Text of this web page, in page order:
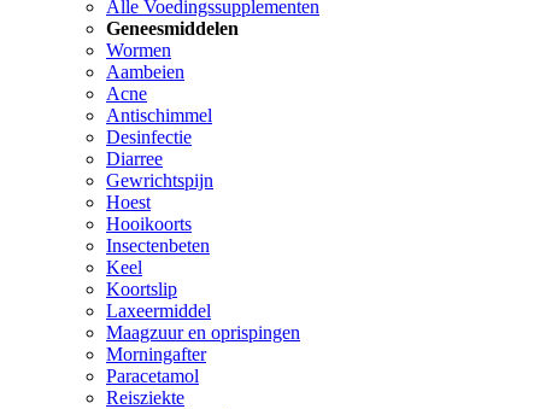
Alle Voedingssupplementen
Geneesmiddelen
Wormen
Aambeien
Acne
Antischimmel
Desinfectie
Diarree
Gewrichtspijn
Hoest
Hooikoorts
Insectenbeten
Keel
Koortslip
Laxeermiddel
Maagzuur en oprispingen
Morningafter
Paracetamol
Reisziekte